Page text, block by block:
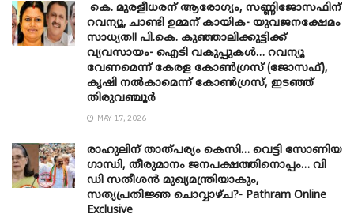
കെ. മുരളീധരന് ആരോഗ്യം, സണ്ണിജോസഫിന്
റവന്യൂ, ചാണ്ടി ഉമ്മന് കായിക- യുവജനക്ഷേമം
സാധ്യത!! പി.കെ. കുഞ്ഞാലിക്കുട്ടിക്ക്
വ്യവസായം- ഐടി വകുപ്പുകൾ… റവന്യൂ
വേണമെന്ന് കേരള കോൺഗ്രസ് (ജോസഫ്),
കൃഷി നൽകാമെന്ന് കോൺഗ്രസ്, ഇടഞ്ഞ്
തിരുവഞ്ചൂർ
MAY 17, 2026
രാഹുലിന് താത്പര്യം കെസി… വെട്ടി സോണിയ
​ഗാന്ധി, തീരുമാനം ജനപക്ഷത്തിനൊപ്പം… വി
ഡി സതീശൻ മുഖ്യമന്ത്രിയാകും,
സത്യപ്രതിജ്ഞ ചൊവ്വാഴ്ച?- Pathram Online
Exclusive